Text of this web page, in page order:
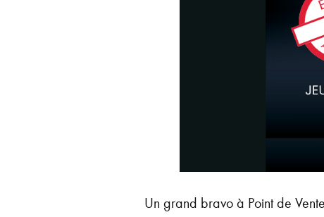
Un grand bravo à Point de